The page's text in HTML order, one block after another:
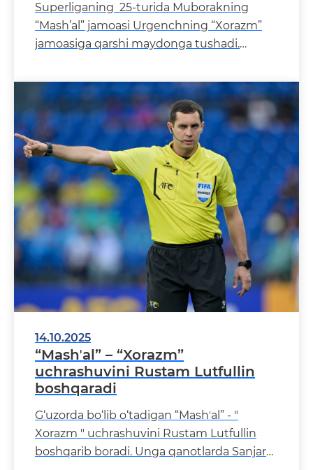
Superliganing 25-turida Muborakning
“Mash’al” jamoasi Urgenchning “Xorazm”
jamoasiga qarshi maydonga tushadi.
14.10.2025
“Mashʼal” – “Xorazm”
uchrashuvini Rustam Lutfullin
boshqaradi
G‘uzorda bo‘lib o‘tadigan “Mashʼal” - "
Xorazm " uchrashuvini Rustam Lutfullin
boshqarib boradi. Unga qanotlarda Sanjar